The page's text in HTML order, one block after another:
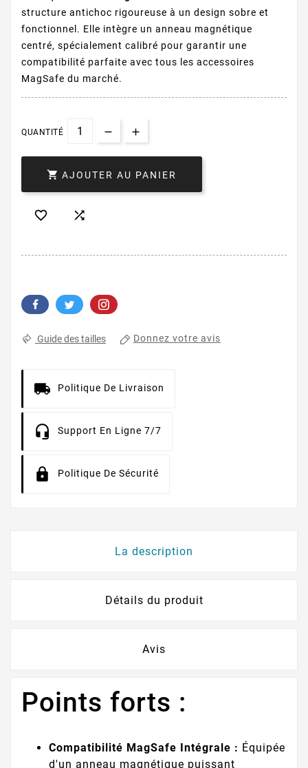
structure antichoc rigoureuse à un design sobre et
fonctionnel. Elle intègre un anneau magnétique
centré, spécialement calibré pour garantir une
compatibilité parfaite avec tous les accessoires
MagSafe du marché.
QUANTITÉ
 AJOUTER AU PANIER
 
Guide des tailles Donnez votre avis
Politique De Livraison
Support En Ligne 7/7
Politique De Sécurité
La description
Détails du produit
Avis
Points forts :
Compatibilité MagSafe Intégrale : Équipée
d'un anneau magnétique puissant